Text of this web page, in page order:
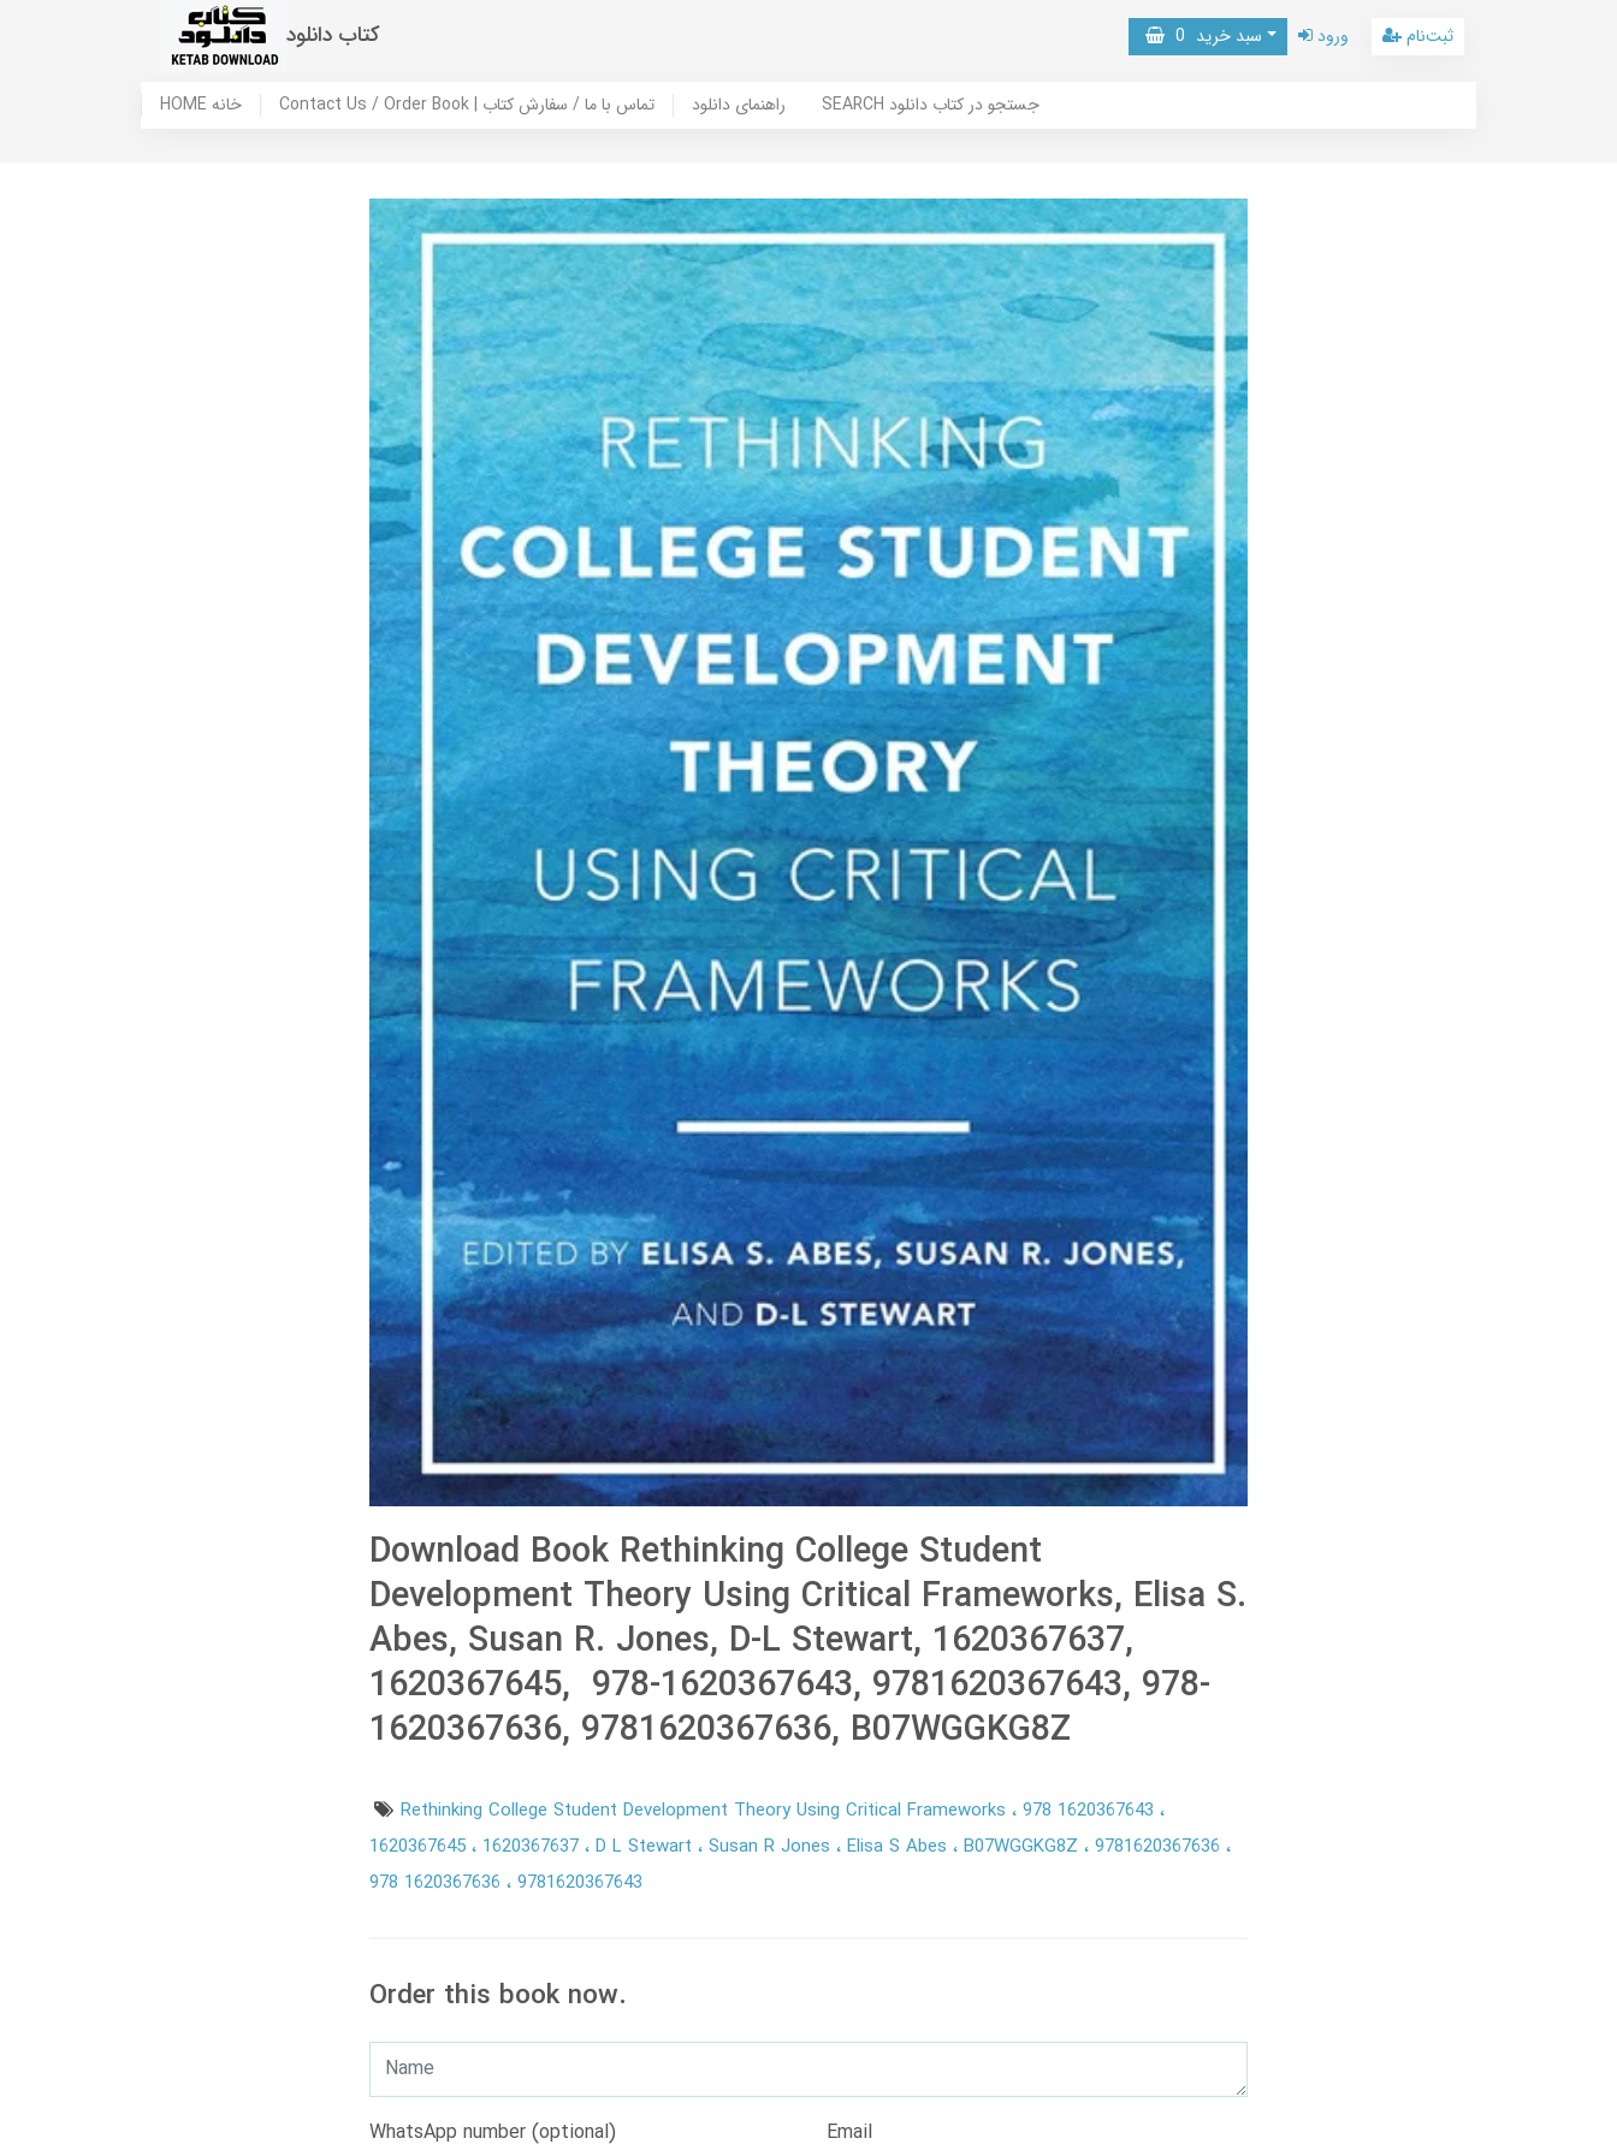
کتاب دانلود سبد خرید 0 ورود ثبت‌نام
HOME خانه Contact Us / Order Book | تماس با ما / سفارش کتاب راهنمای دانلود SEARCH جستجو در کتاب دانلود
Download Book Rethinking College Student
Development Theory Using Critical Frameworks, Elisa S.
Abes, Susan R. Jones, D-L Stewart, 1620367637,
1620367645, ‎ 978-1620367643, 9781620367643, 978-
1620367636, 9781620367636, B07WGGKG8Z
Rethinking College Student Development Theory Using Critical Frameworks 978 1620367643
1620367645
1620367637 D L Stewart Susan R Jones Elisa S Abes B07WGGKG8Z
9781620367636
978 1620367636
9781620367643
Order this book now.
WhatsApp number (optional) Email